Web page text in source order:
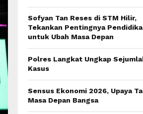
Sofyan Tan Reses di STM Hilir,
Tekankan Pentingnya
untuk Ubah Masa Depan
Polres Langkat Ungkap
Kasus
Sensus Ekonomi 2026, Upaya
Masa Depan Bangsa